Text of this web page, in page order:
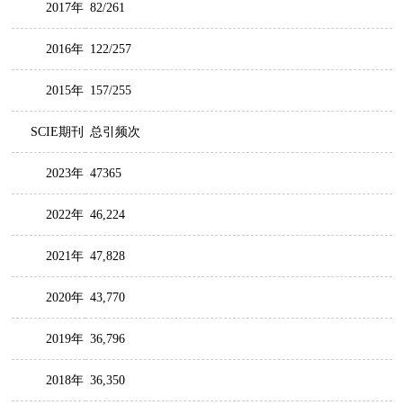
2017年 82/261
2016年 122/257
2015年 157/255
SCIE期刊 总引频次
2023年 47365
2022年 46,224
2021年 47,828
2020年 43,770
2019年 36,796
2018年 36,350